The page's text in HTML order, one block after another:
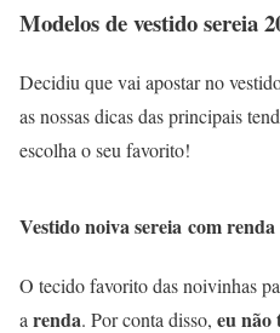
Modelos de vestido sereia
Decidiu que vai apostar no
as nossas dicas das principais
escolha o seu favorito!
Vestido noiva sereia com renda
O tecido favorito das noivinhas
a renda. Por conta disso, eu não